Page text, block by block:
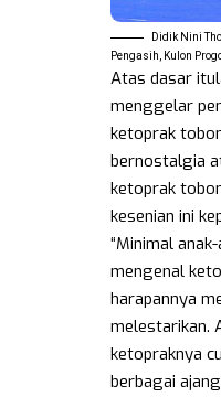
Didik Nini
Pengasih, Kulon
Atas dasar
menggelar
ketoprak
bernostalgia
ketoprak
kesenian ini
“Minimal
mengenal
harapannya
melestarikan.
ketopraknya
berbagai